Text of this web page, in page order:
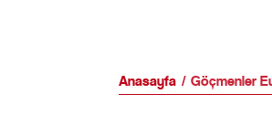
Anasayfa Göçmenler